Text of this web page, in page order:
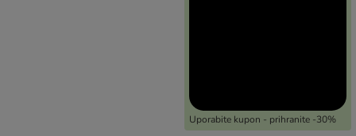
Uporabite kupon - prihranite -30%